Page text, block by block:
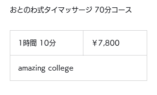
おとのわ式タイマッサージ 70分コース
1時間 10分
0
分
￥7,800
amazing college